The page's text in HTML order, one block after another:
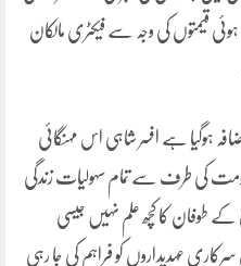
قیمتوں کی وجہ سے فیکٹری مالکان
ہوگیا ہے افسر شاہی اس مہنگائی
کی طرف سے تمام سہولیات زندگی
طوفان کا کچھ علم نہیں جیسی
عہدیداروں کو فراہم کی جا رہی